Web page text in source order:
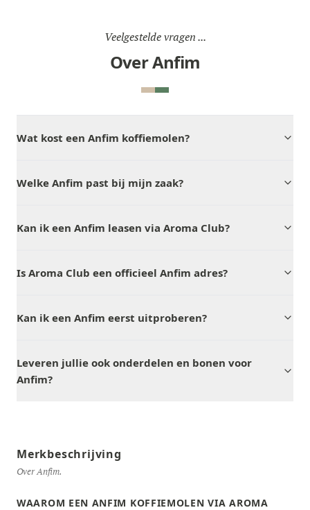
Veelgestelde vragen ...
Over Anfim
Wat kost een Anfim koffiemolen?
Welke Anfim past bij mijn zaak?
Kan ik een Anfim leasen via Aroma Club?
Is Aroma Club een officieel Anfim adres?
Kan ik een Anfim eerst uitproberen?
Leveren jullie ook onderdelen en bonen voor
Anfim?
Merkbeschrijving
Over Anfim.
WAAROM EEN ANFIM KOFFIEMOLEN VIA AROMA